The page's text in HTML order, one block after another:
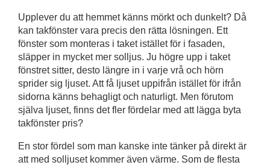
Upplever du att hemmet känns mörkt och dunkelt? Då
kan takfönster vara precis den rätta lösningen. Ett
fönster som monteras i taket istället för i fasaden,
släpper in mycket mer solljus. Ju högre upp i taket
fönstret sitter, desto längre in i varje vrå och hörn
sprider sig ljuset. Att få ljuset uppifrån istället för ifrån
sidorna känns behagligt och naturligt. Men förutom
själva ljuset, finns det fler fördelar med att lägga byta
takfönster pris?
En stor fördel som man kanske inte tänker på direkt är
att med solljuset kommer även värme. Som de flesta